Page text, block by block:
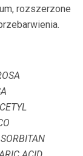
rozszerzone